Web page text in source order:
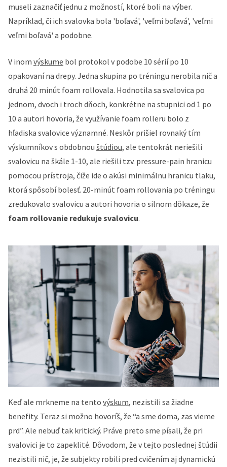
museli zaznačiť jednu z možností, ktoré boli na výber.
Napríklad, či ich svalovka bola 'boľavá', 'veľmi boľavá', 'veľmi
veľmi boľavá' a podobne.
V inom výskume bol protokol v podobe 10 sérií po 10
opakovaní na drepy. Jedna skupina po tréningu nerobila nič a
druhá 20 minút foam rollovala. Hodnotila sa svalovica po
jednom, dvoch i troch dňoch, konkrétne na stupnici od 1 po
10 a autori hovoria, že využívanie foam rolleru bolo z
hľadiska svalovice významné. Neskôr prišiel rovnaký tím
výskumníkov s obdobnou štúdiou, ale tentokrát neriešili
svalovicu na škále 1-10, ale riešili tzv. pressure-pain hranicu
pomocou prístroja, čiže ide o akúsi minimálnu hranicu tlaku,
ktorá spôsobí bolesť. 20-minút foam rollovania po tréningu
zredukovalo svalovicu a autori hovoria o silnom dôkaze, že
foam rollovanie redukuje svalovicu.
Keď ale mrkneme na tento výskum, nezistili sa žiadne
benefity. Teraz si možno hovoríš, že “a sme doma, zas vieme
prd”. Ale nebuď tak kritický. Práve preto sme písali, že pri
svalovici je to zapeklité. Dôvodom, že v tejto poslednej štúdii
nezistili nič, je, že subjekty robili pred cvičením aj dynamickú